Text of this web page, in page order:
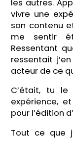
les autres.
vivre une
son contenu
me sentir
Ressentant
ressentait
acteur de ce
C’était, tu le
expérience,
pour l’édition
Tout ce que